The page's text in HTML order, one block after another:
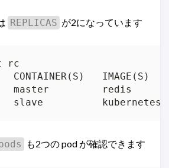
REPLICAS が2になっています
rc
CONTAINER(S)
master         redis
slave          kubernetes/
も2つの pod が確認できます